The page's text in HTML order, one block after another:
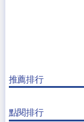
推薦排行
點閱排行